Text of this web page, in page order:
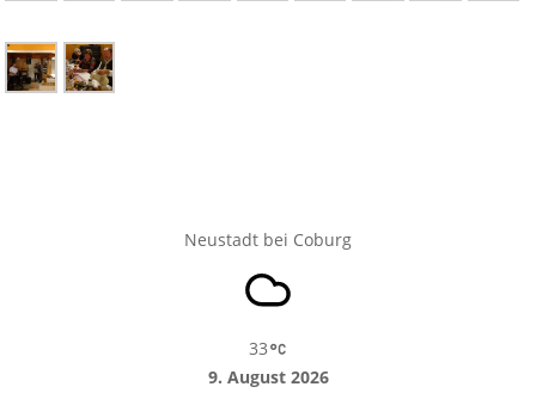
Neustadt bei Coburg
33
9. August 2026